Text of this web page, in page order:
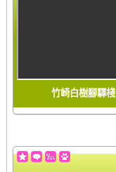
竹崎白樹腳驛棧